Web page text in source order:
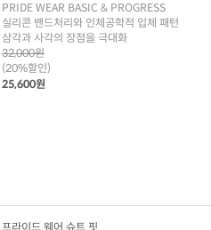
PRIDE WEAR BASIC & PROGRESS
실리콘 밴드처리와 인체공학적 입체 패턴
삼각과 사각의 장점을 극대화
32,000원
(20%할인)
25,600원
프라이드 웨어 슈트 핏